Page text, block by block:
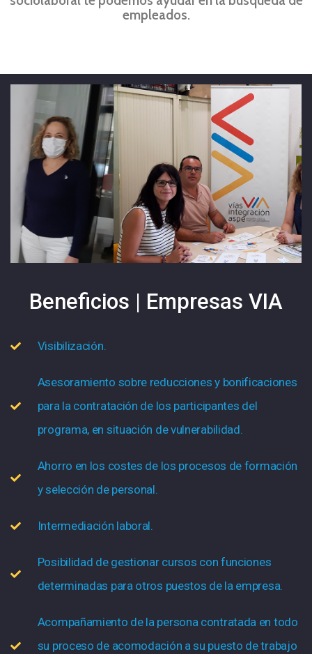
empleados.
Beneficios | Empresas VIA
Visibilización.
Asesoramiento sobre reducciones y bonificaciones
para la contratación de los participantes del
programa, en situación de vulnerabilidad.
Ahorro en los costes de los procesos de formación
y selección de personal.
Intermediación laboral.
Posibilidad de gestionar cursos con funciones
determinadas para otros puestos de la empresa.
Acompañamiento de la persona contratada en todo
su proceso de acomodación a su puesto de trabajo